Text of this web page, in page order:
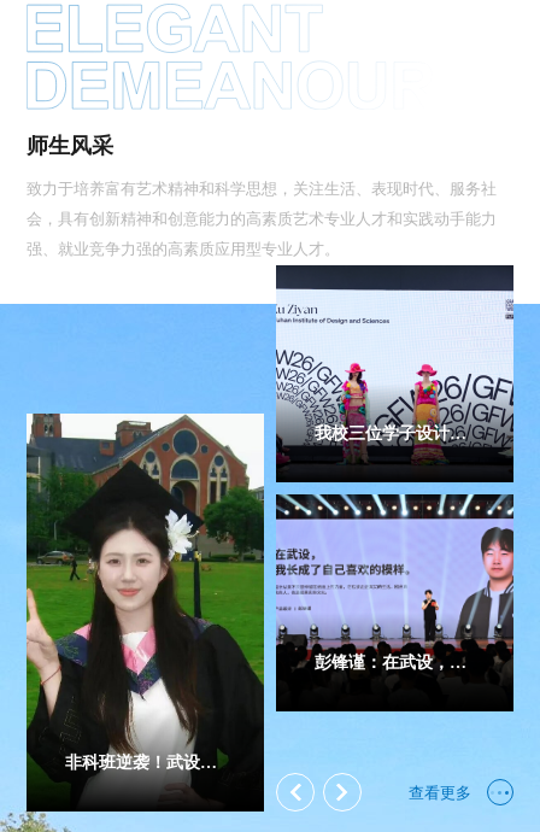
师生风采
致力于培养富有艺术精神和科学思想，关注生活、表现时代、服务社
会，具有创新精神和创意能力的高素质艺术专业人才和实践动手能力
强、就业竞争力强的高素质应用型专业人才。
非科班逆袭！武设姑娘的云端逐梦之路｜武设学子踏新途
我校三位学子设计作品亮相英国第35届国际大学生时装周
彭锋谨：在武设，我长成了自己喜欢的模样｜和光合美
查看更多